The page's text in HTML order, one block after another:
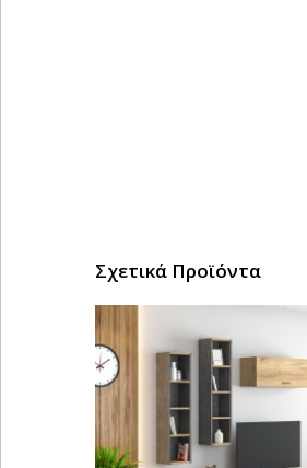
Σχετικά Προϊόντα